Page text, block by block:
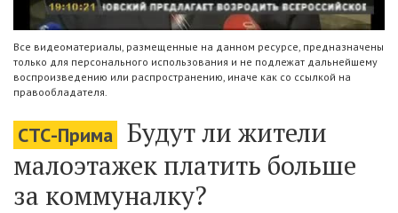
Все видеоматериалы, размещенные на данном ресурсе, предназначены
только для персонального использования и не подлежат дальнейшему
воспроизведению или распространению, иначе как со ссылкой на
правообладателя.
СТС-Прима Будут ли жители
малоэтажек платить больше
за коммуналку?